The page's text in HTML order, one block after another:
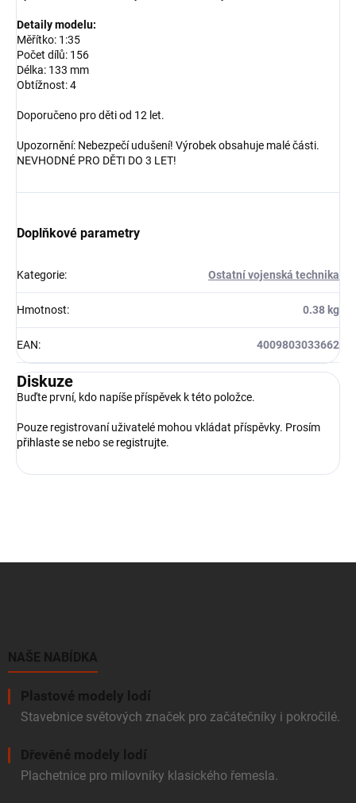
Detaily modelu:
Měřítko: 1:35
Počet dílů: 156
Délka: 133 mm
Obtížnost: 4
Doporučeno pro děti od 12 let.
Upozornění: Nebezpečí udušení! Výrobek obsahuje malé části.
NEVHODNÉ PRO DĚTI DO 3 LET!
Doplňkové parametry
Kategorie: Ostatní vojenská technika
Hmotnost: 0.38 kg
EAN: 4009803033662
Diskuze
Buďte první, kdo napíše příspěvek k této položce.
Pouze registrovaní uživatelé mohou vkládat příspěvky. Prosím
přihlaste se nebo se registrujte.
NAŠE NABÍDKA
Plastové modely lodí
Stavebnice světových značek pro začátečníky i pokročilé.
Dřevěné modely lodí
Plachetnice pro milovníky klasického řemesla.